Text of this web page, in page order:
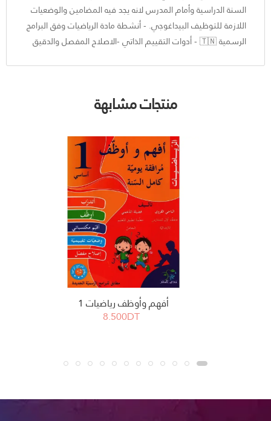
السنة الدراسية وأمام المدرس لانه يجد فيه المضامين والوضعيات
اللازمة للتوظيف البيداغوجي. - أنشطة مادة الرياضيات وفق البرامج
الرسمية 🇹🇳 - أدوات التقييم الذاتي -الاصلاح المفصل والدقيق
منتجات مشابهة
أفهم وأوظف رياضيات 1
8.500DT